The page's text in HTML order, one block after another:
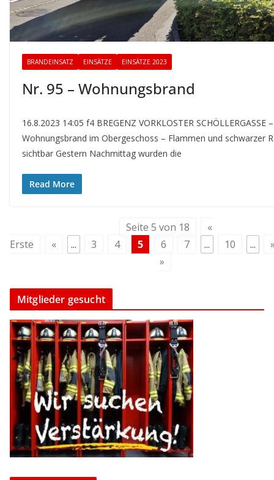
BRANDEINSATZ EINSÄTZE EINSÄTZE 2023
Nr. 95 – Wohnungsbrand
16.8.2023 14:05 f4 BREGENZ VORKLOSTER SCHÖLLERGASSE –
Wohnungsbrand im Obergeschoss – Flammen und schwarzer
sichtbar Gestern Nachmittag wurden die
Read More
Seite 5 von 18
«
Erste
« ... 3 4 5 6 7 ... 10 ...
»
Mitglieder gesucht